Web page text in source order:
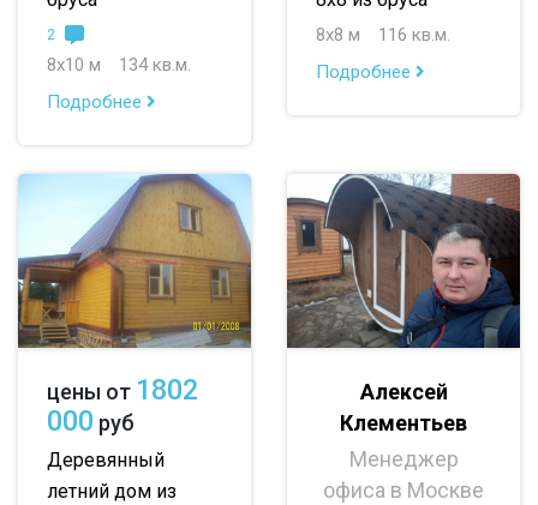
По опциям:
с балконом с верандой с террасой
с эркером с котельной
с санузлом с туалетом
с двумя входами
2
8х10 м
134 кв.м.
Подробнее
8х8 м
116 кв.м.
Подробнее
цены от 1802
000 руб
Деревянный
летний дом из
Алексей
Клементьев
Менеджер
офиса в Москве